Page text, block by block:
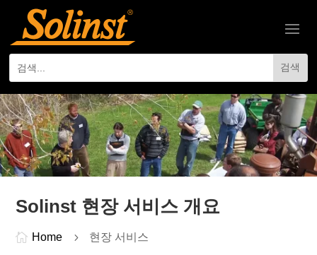
Solinst 현장 서비스 개요
 Home 5 현장 서비스